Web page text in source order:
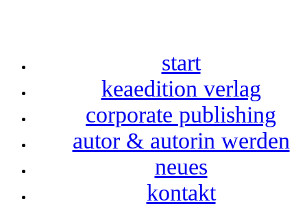
start
keaedition verlag
corporate publishing
autor & autorin werden
neues
kontakt